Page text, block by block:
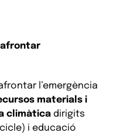
afrontar
l’emergència
materials i
climàticadirigits
i educació